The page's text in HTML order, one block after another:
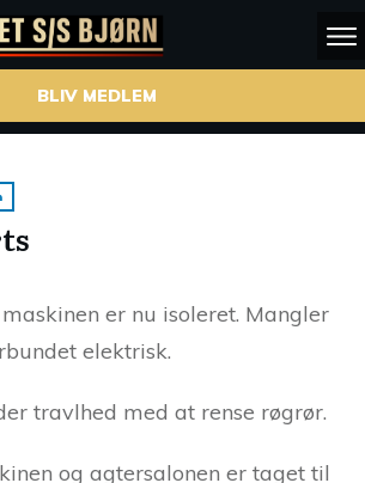
BLIV MEDLEM
er nu isoleret. Mangler
elektrisk.
travlhed med at rense røgrør.
og agtersalonen er taget til